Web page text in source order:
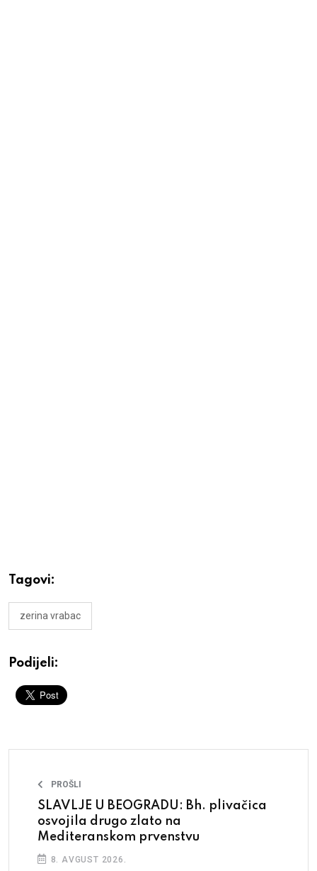
Tagovi:
zerina vrabac
Podijeli:
PROŠLI
SLAVLJE U BEOGRADU: Bh. plivačica
osvojila drugo zlato na
Mediteranskom prvenstvu
8. AVGUST 2026.